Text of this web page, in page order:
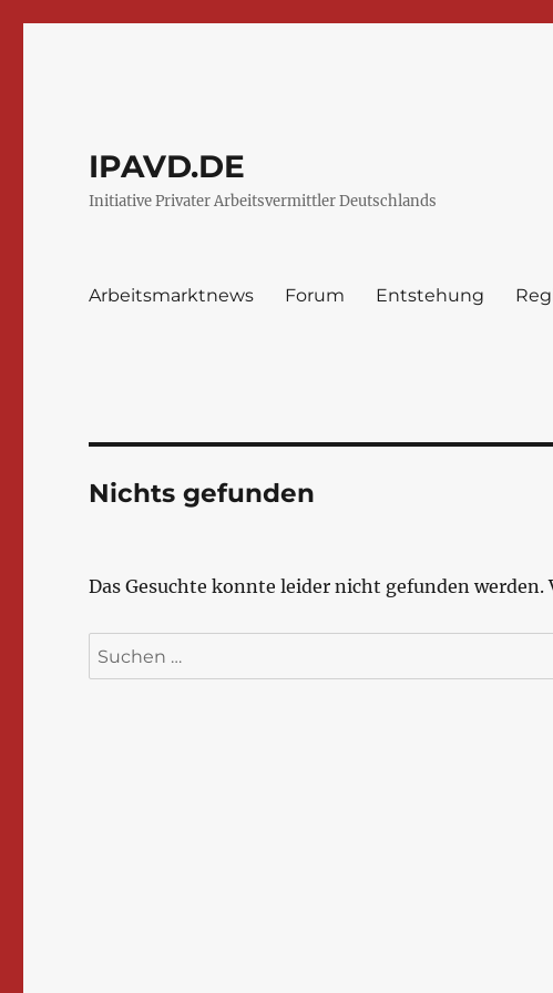
IPAVD.DE
Initiative Privater Arbeitsvermittler Deutschlands
Arbeitsmarktnews Forum Entstehung
Nichts gefunden
Das Gesuchte konnte leider nicht gefunden
Suchen
nach: